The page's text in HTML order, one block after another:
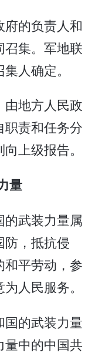
的负责人和
集。军地联
人确定。
地方人民政
职责和任务分
上级报告。
量
武装力量属
防，抵抗侵
和平劳动，参
人民服务。
的武装力量
量中的中国共